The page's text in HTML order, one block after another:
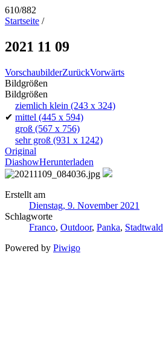
610/882
Startseite /
2021 11 09
VorschaubilderZurückVorwärts
Bildgrößen
Bildgrößen
ziemlich klein (243 x 324)
✔ mittel (445 x 594)
groß (567 x 756)
sehr groß (931 x 1242)
Original
DiashowHerunterladen
Erstellt am
Dienstag, 9. November 2021
Schlagworte
Franco, Outdoor, Panka, Stadtwald
Powered by Piwigo